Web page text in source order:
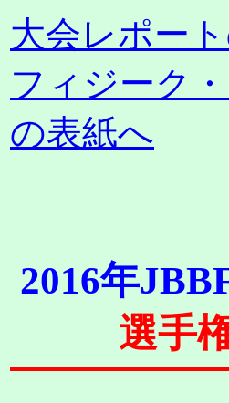
大会レポー
フィジーク
の表紙へ
2016年
選手